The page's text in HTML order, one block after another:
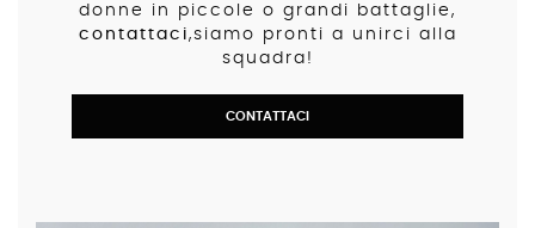
donne in piccole o grandi battaglie,
contattaci,siamo pronti a unirci alla
squadra!
CONTATTACI